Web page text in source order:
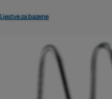
Ljestve za bazene